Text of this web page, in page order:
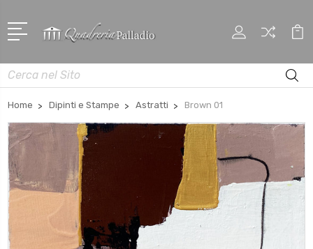
Cerca
Home Dipinti e Stampe Astratti Brown 01